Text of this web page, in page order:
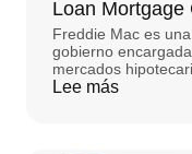
Loan Mortgage
Freddie Mac es
gobierno
mercados
Lee más